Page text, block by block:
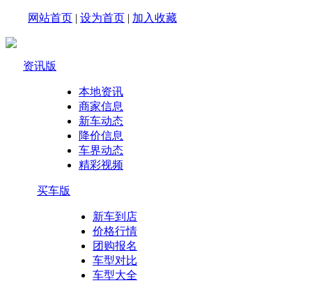
网站首页 | 设为首页 | 加入收藏
资讯版
本地资讯
商家信息
新车动态
降价信息
车界动态
精彩视频
买车版
新车到店
价格行情
团购报名
车型对比
车型大全